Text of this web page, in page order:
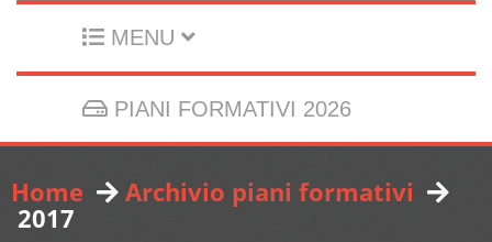
MENU
PIANI FORMATIVI 2026
Home Archivio piani formativi
2017